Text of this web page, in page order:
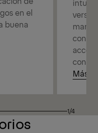
en el
buena
Más
1/4